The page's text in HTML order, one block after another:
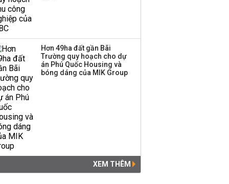
Hơn 49ha đất gần Bãi
Trường quy hoạch cho dự
án Phú Quốc Housing và
bóng dáng của MIK Group
XEM THÊM